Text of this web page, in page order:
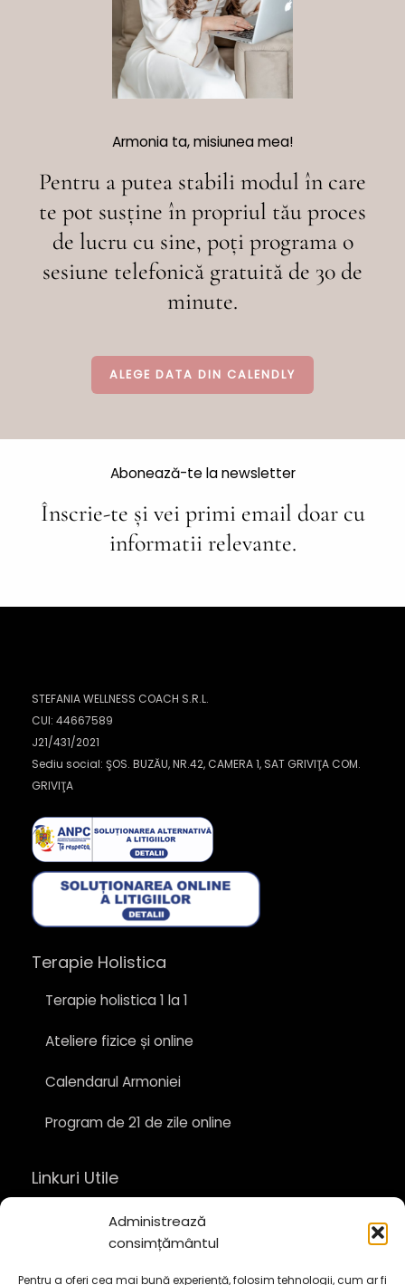
Administrează
consimțământul
Pentru a oferi cea mai bună experiență, folosim tehnologii, cum ar fi
Armonia ta, misiunea mea!
Pentru a putea stabili modul în care
te pot susține în propriul tău proces
de lucru cu sine, poți programa o
sesiune telefonică gratuită de 30 de
minute.
ALEGE DATA DIN CALENDLY
Abonează-te la newsletter
Înscrie-te și vei primi email doar cu
informatii relevante.
STEFANIA WELLNESS COACH S.R.L.
CUI: 44667589
J21/431/2021
Sediu social: ŞOS. BUZĂU, NR.42, CAMERA 1, SAT GRIVIŢA COM.
GRIVIŢA
Terapie Holistica
Terapie holistica 1 la 1
Ateliere fizice și online
Calendarul Armoniei
Program de 21 de zile online
Linkuri Utile